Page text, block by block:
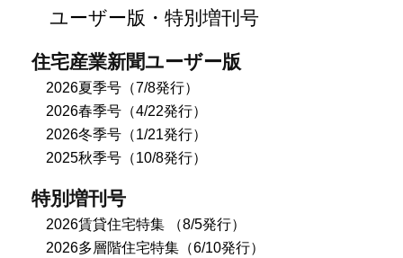
ユーザー版・特別増刊号
住宅産業新聞ユーザー版
2026夏季号（7/8発行）
2026春季号（4/22発行）
2026冬季号（1/21発行）
2025秋季号（10/8発行）
特別増刊号
2026賃貸住宅特集 （8/5発行）
2026多層階住宅特集（6/10発行）